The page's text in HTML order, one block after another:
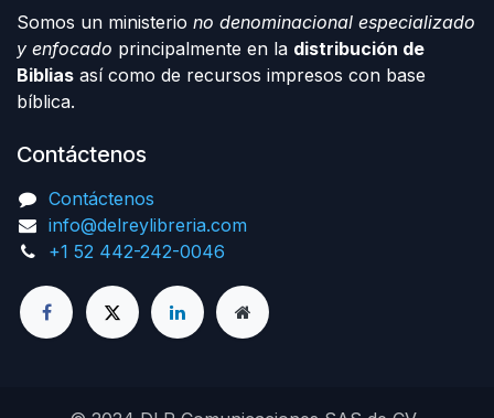
Somos un ministerio no denominacional especializado
y enfocado principalmente en la distribución de
Biblias así como de recursos impresos con base
bíblica.
Contáctenos
Contáctenos
info@delreylibreria.com
+1 52 442-242-0046